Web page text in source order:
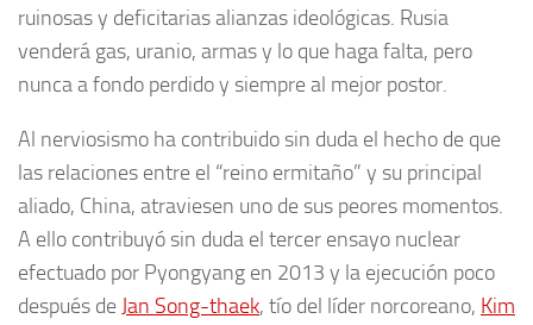
ruinosas y deficitarias alianzas ideológicas. Rusia
venderá gas, uranio, armas y lo que haga falta, pero
nunca a fondo perdido y siempre al mejor postor.
Al nerviosismo ha contribuido sin duda el hecho de que
las relaciones entre el “reino ermitaño” y su principal
aliado, China, atraviesen uno de sus peores momentos.
A ello contribuyó sin duda el tercer ensayo nuclear
efectuado por Pyongyang en 2013 y la ejecución poco
después de Jan Song-thaek, tío del líder norcoreano, Kim